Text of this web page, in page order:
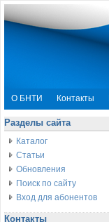
О БНТИ Контакты
Разделы сайта
Каталог
Статьи
Обновления
Поиск по сайту
Вход для абонентов
Контакты